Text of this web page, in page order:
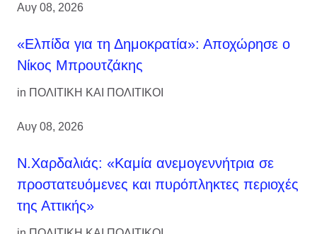
Αυγ 08, 2026
«Ελπίδα για τη Δημοκρατία»: Αποχώρησε ο
Νίκος Μπρουτζάκης
in ΠΟΛΙΤΙΚΗ ΚΑΙ ΠΟΛΙΤΙΚΟΙ
Αυγ 08, 2026
Ν.Χαρδαλιάς: «Καμία ανεμογεννήτρια σε
προστατευόμενες και πυρόπληκτες περιοχές
της Αττικής»